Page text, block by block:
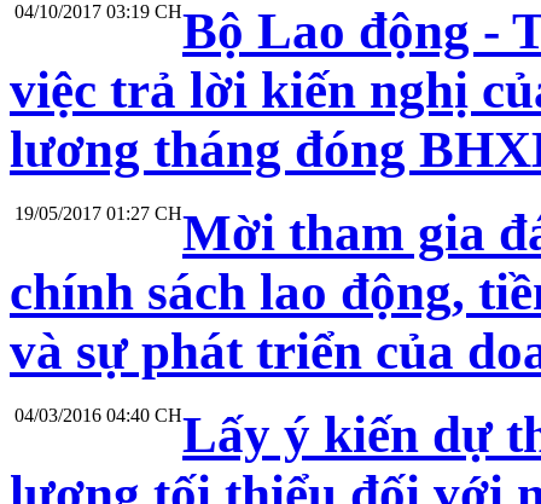
04/10/2017 03:19 CHBộ Lao động -
việc trả lời kiến nghị
lương tháng đóng
19/05/2017 01:27 CHMời tham gia
chính sách lao động,
và sự phát triển của
04/03/2016 04:40 CHLấy ý kiến dự